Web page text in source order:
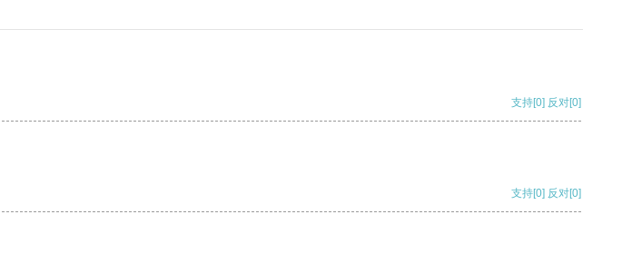
支持[0] 反对[0]
支持[0] 反对[0]